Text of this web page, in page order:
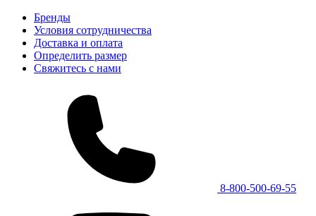
Бренды
Условия сотрудничества
Доставка и оплата
Определить размер
Свяжитесь с нами
8-800-500-69-55